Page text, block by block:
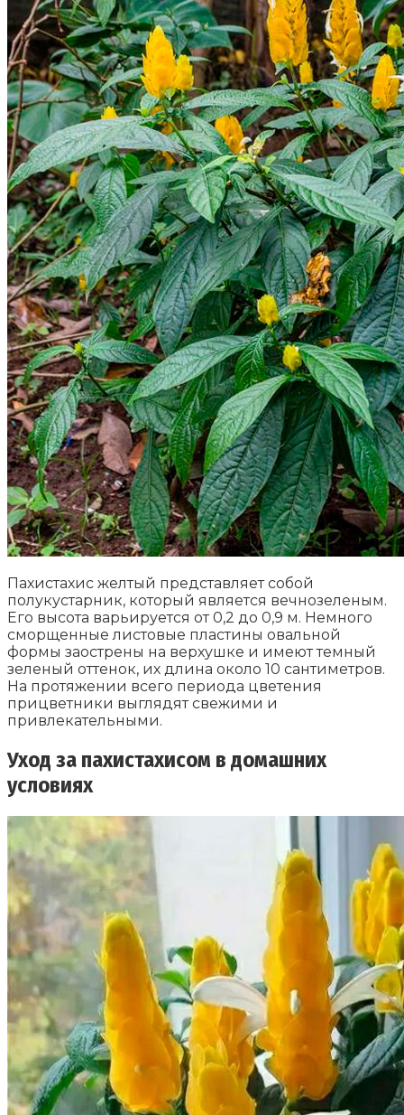
Пахистахис желтый представляет собой
полукустарник, который является вечнозеленым.
Его высота варьируется от 0,2 до 0,9 м. Немного
сморщенные листовые пластины овальной
формы заострены на верхушке и имеют темный
зеленый оттенок, их длина около 10 сантиметров.
На протяжении всего периода цветения
прицветники выглядят свежими и
привлекательными.
Уход за пахистахисом в домашних
условиях